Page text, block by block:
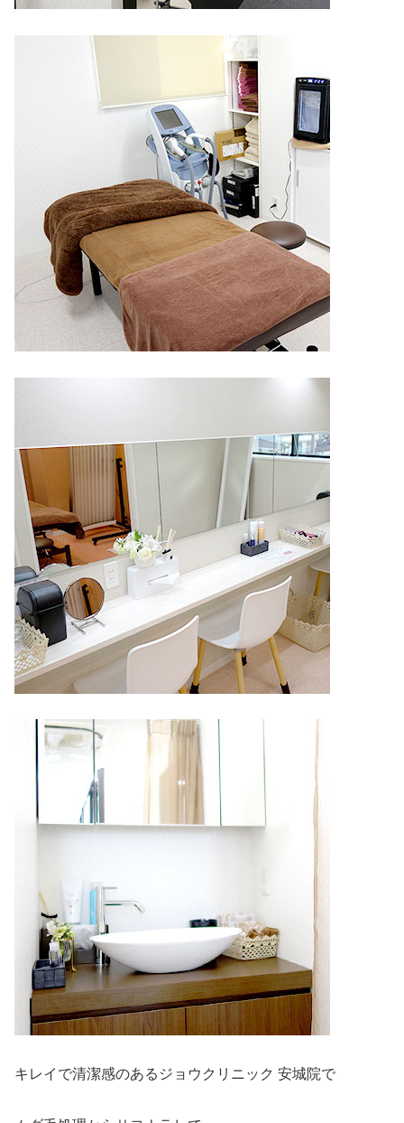
キレイで清潔感のあるジョウクリニック 安城院で